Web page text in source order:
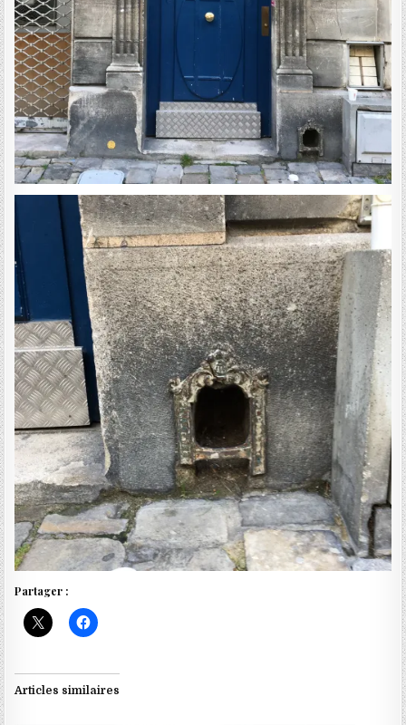
Partager :
Articles similaires